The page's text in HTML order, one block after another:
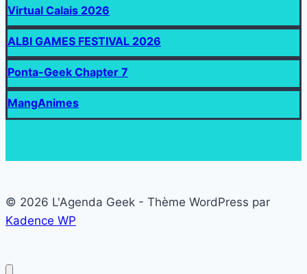
Virtual Calais 2026
ALBI GAMES FESTIVAL 2026
Ponta-Geek Chapter 7
MangAnimes
© 2026 L'Agenda Geek - Thème WordPress par
Kadence WP